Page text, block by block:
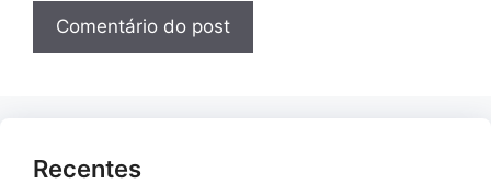
Recentes